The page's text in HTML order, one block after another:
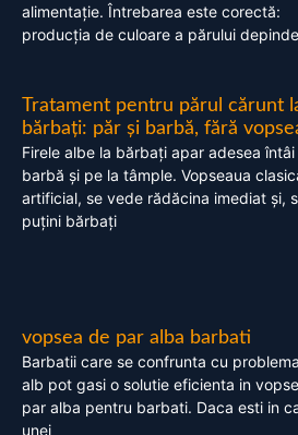
alimentație. Întrebarea este corectă:
producția de culoare a părului depinde
Tratament pentru părul cărunt
bărbați: păr și barbă, fără
Firele albe la bărbați apar adesea întâi
barbă și pe la tâmple. Vopseaua
artificial, se vede rădăcina imediat și,
puțini bărbați
vopsea de par alba barbati
Barbatii care se confrunta cu
alb pot gasi o solutie eficienta in
par alba pentru barbati. Daca esti in
unei